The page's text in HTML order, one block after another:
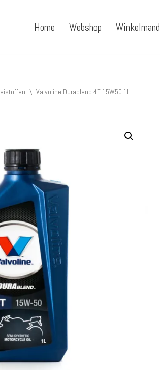
Home Webshop Winkelmand
\ Valvoline Durablend 4T 15W50 1L